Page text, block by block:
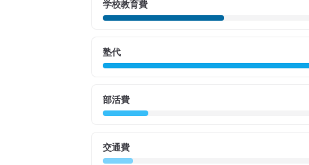
学校教育費
塾代
部活費
交通費